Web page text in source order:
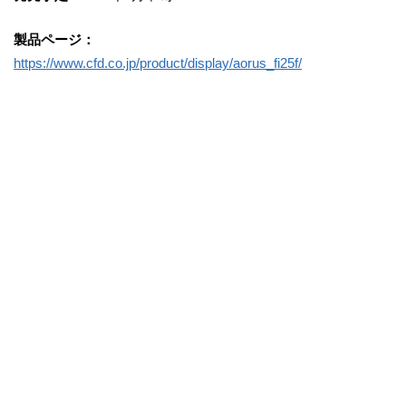
製品ページ：
https://www.cfd.co.jp/product/display/aorus_fi25f/